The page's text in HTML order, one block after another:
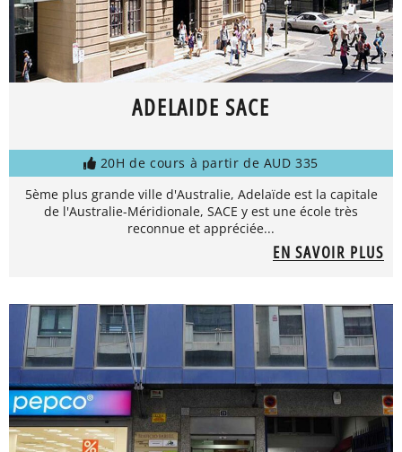
ADELAIDE SACE
20H de cours à partir de AUD 335
5ème plus grande ville d'Australie, Adelaïde est la capitale
de l'Australie-Méridionale, SACE y est une école très
reconnue et appréciée...
EN SAVOIR PLUS